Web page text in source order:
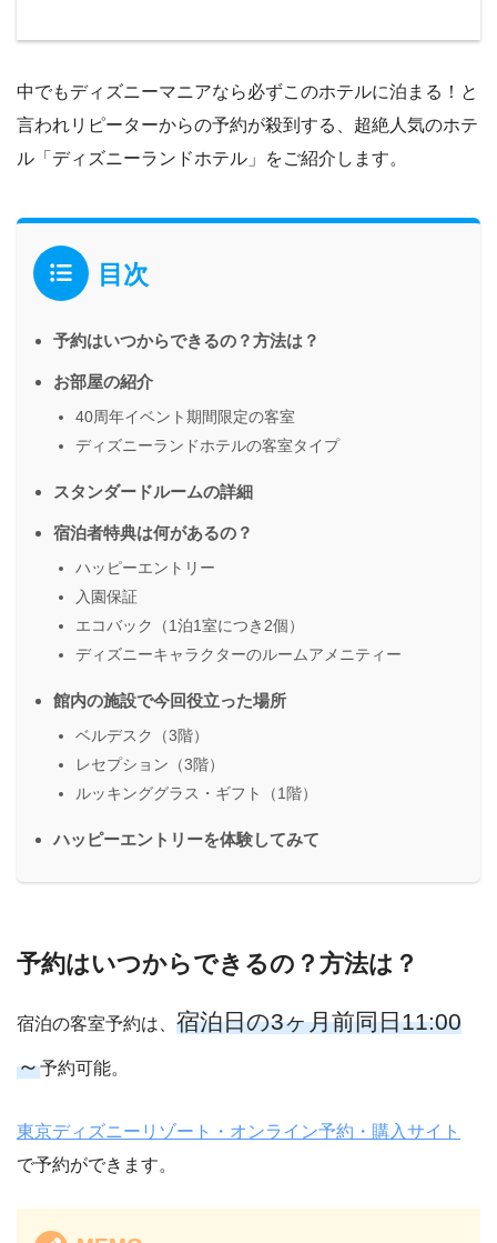
中でもディズニーマニアなら必ずこのホテルに泊まる！と
言われリピーターからの予約が殺到する、超絶人気のホテ
ル「ディズニーランドホテル」をご紹介します。
目次
予約はいつからできるの？方法は？
お部屋の紹介
40周年イベント期間限定の客室
ディズニーランドホテルの客室タイプ
スタンダードルームの詳細
宿泊者特典は何があるの？
ハッピーエントリー
入園保証
エコバック（1泊1室につき2個）
ディズニーキャラクターのルームアメニティー
館内の施設で今回役立った場所
ベルデスク（3階）
レセプション（3階）
ルッキンググラス・ギフト（1階）
ハッピーエントリーを体験してみて
予約はいつからできるの？方法は？
宿泊の客室予約は、 宿泊日の3ヶ月前同日11:00
～予約可能。
東京ディズニーリゾート・オンライン予約・購入サイト
で予約ができます。